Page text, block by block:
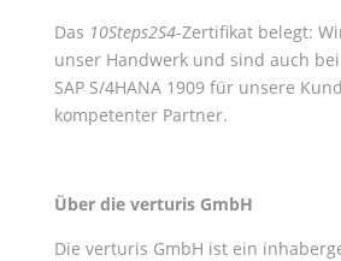
Das 10Steps2S4-Zertifikat belegt:
unser Handwerk und sind auch
SAP S/4HANA 1909 für unsere
kompetenter Partner.
Über die verturis GmbH
Die verturis GmbH ist ein